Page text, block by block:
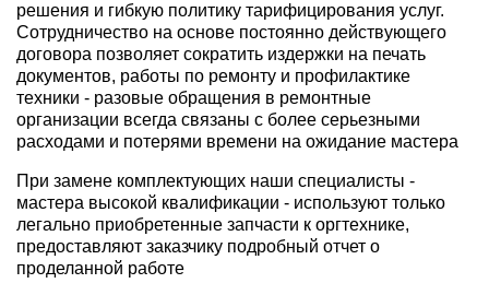
решения и гибкую политику тарифицирования услуг.
Сотрудничество на основе постоянно действующего
договора позволяет сократить издержки на печать
документов, работы по ремонту и профилактике
техники - разовые обращения в ремонтные
организации всегда связаны с более серьезными
расходами и потерями времени на ожидание мастера
При замене комплектующих наши специалисты -
мастера высокой квалификации - используют только
легально приобретенные запчасти к оргтехнике,
предоставляют заказчику подробный отчет о
проделанной работе